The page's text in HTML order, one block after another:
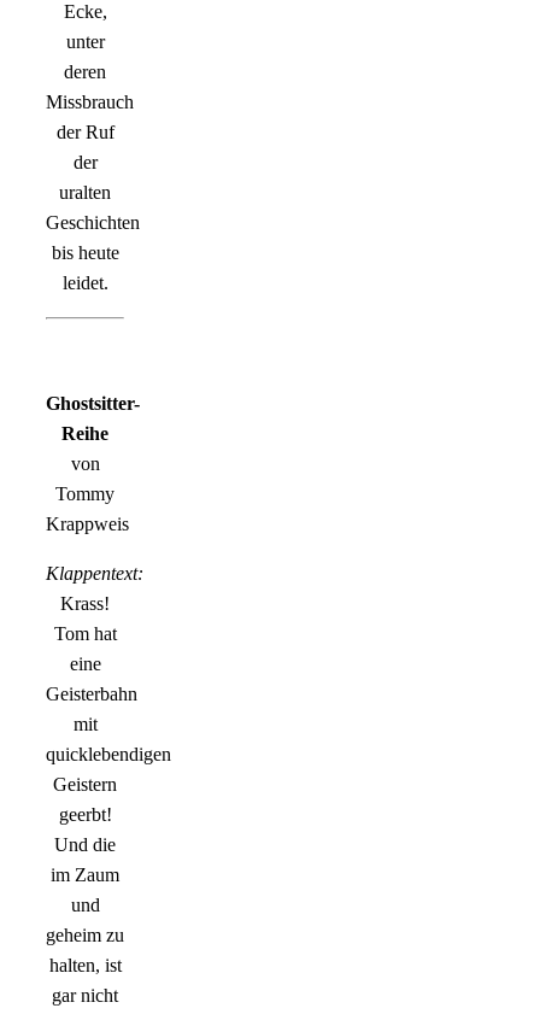
Ecke,
unter
deren
Missbrauch
der Ruf
der
uralten
Geschichten
bis heute
leidet.
Ghostsitter-
Reihe
von
Tommy
Krappweis
Klappentext:
Krass!
Tom hat
eine
Geisterbahn
mit
quicklebendigen
Geistern
geerbt!
Und die
im Zaum
und
geheim zu
halten, ist
gar nicht